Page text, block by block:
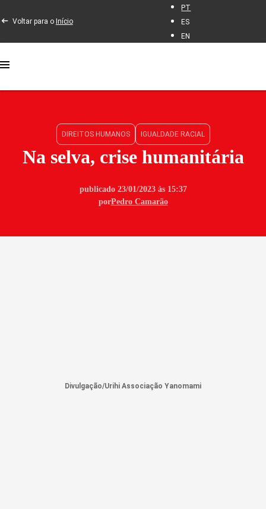
Voltar para o Início
PT
ES
EN
DIREITOS HUMANOS IGUALDADE RACIAL
Na selva, crise humanitária
publicado 23/01/2023 às 15:37
porPedro Camarão
Divulgação/Urihi Associação Yanomami